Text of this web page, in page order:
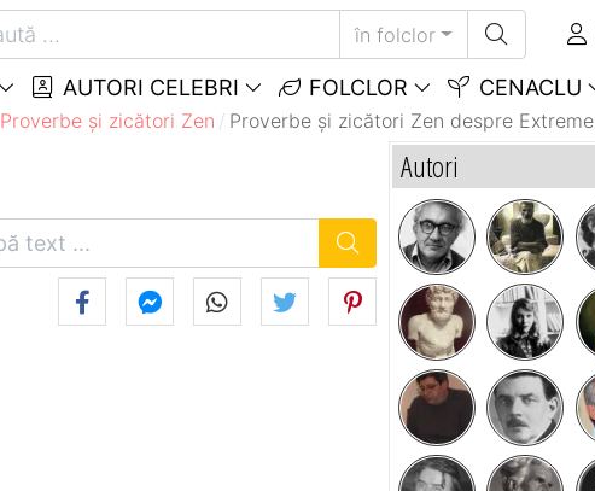
în folclor
AUTORI CELEBRI FOLCLOR CENACLU
Proverbe și zicători Zen Proverbe și zicători Zen despre Extreme
Autori